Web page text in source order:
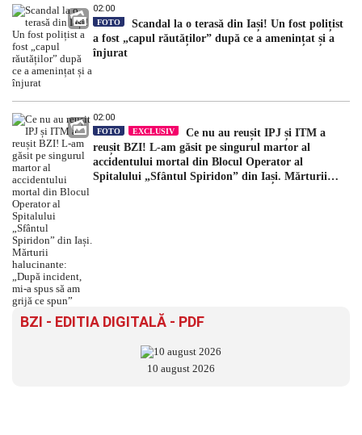
02:00
FOTO
Scandal la o terasă din Iași! Un fost polițist
a fost „capul răutăților” după ce a amenințat și a
înjurat
02:00
FOTO EXCLUSIV
Ce nu au reușit IPJ și ITM a
reușit BZI! L-am găsit pe singurul martor al
accidentului mortal din Blocul Operator al
Spitalului „Sfântul Spiridon” din Iași. Mărturii
BZI - EDITIA DIGITALĂ - PDF
10 august 2026